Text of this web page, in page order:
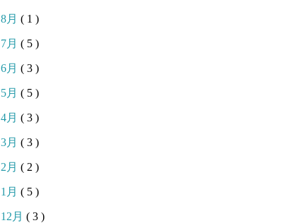
8月 ( 1 )
7月 ( 5 )
6月 ( 3 )
5月 ( 5 )
4月 ( 3 )
3月 ( 3 )
2月 ( 2 )
1月 ( 5 )
12月 ( 3 )